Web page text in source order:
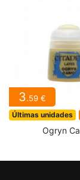
3.59 €
Últimas unidades
Ogryn